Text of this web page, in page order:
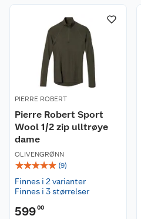
PIERRE ROBERT
Pierre Robert Sport
Wool 1/2 zip ulltrøye
dame
OLIVENGRØNN
☆☆☆☆☆ (9)
Finnes i 2 varianter
Finnes i 3 størrelser
59900